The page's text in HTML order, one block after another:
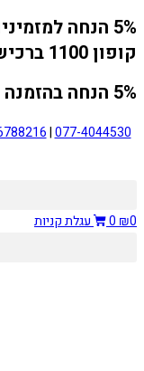
Skip
to
5% הנחה
קופון 1100 ברכישה
5% הנחה בהזמנה אונליין. קופון ברכישה: 1100
077-4044530
|
₪0
0 עגלת קניות